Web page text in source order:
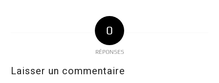
0
RÉPONSES
Laisser un commentaire